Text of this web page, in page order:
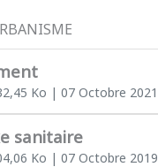
Ko | 07 Octobre 2021
sanitaire
Ko | 07 Octobre 2019